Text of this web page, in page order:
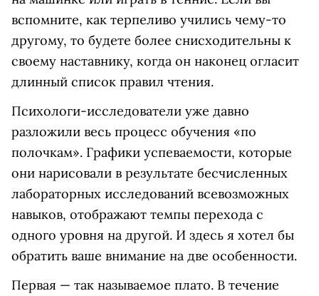
вспомните, как терпеливо учились чему-то
другому, то будете более снисходительны к
своему наставнику, когда он наконец огласит
длинный список правил чтения.
Психологи-исследователи уже давно
разложили весь процесс обучения «по
полочкам». Графики успеваемости, которые
они нарисовали в результате бесчисленных
лабораторных исследований всевозможных
навыков, отображают темпы перехода с
одного уровня на другой. И здесь я хотел бы
обратить ваше внимание на две особенности.
Первая — так называемое плато. В течение